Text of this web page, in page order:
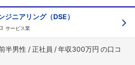
ニアリング（DSE）
サービス業
半男性 正社員 年収300万円